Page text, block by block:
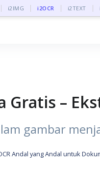
i2IMG i2OCR i2TEXT
Gratis –
gambar
Andal yang Andal untuk